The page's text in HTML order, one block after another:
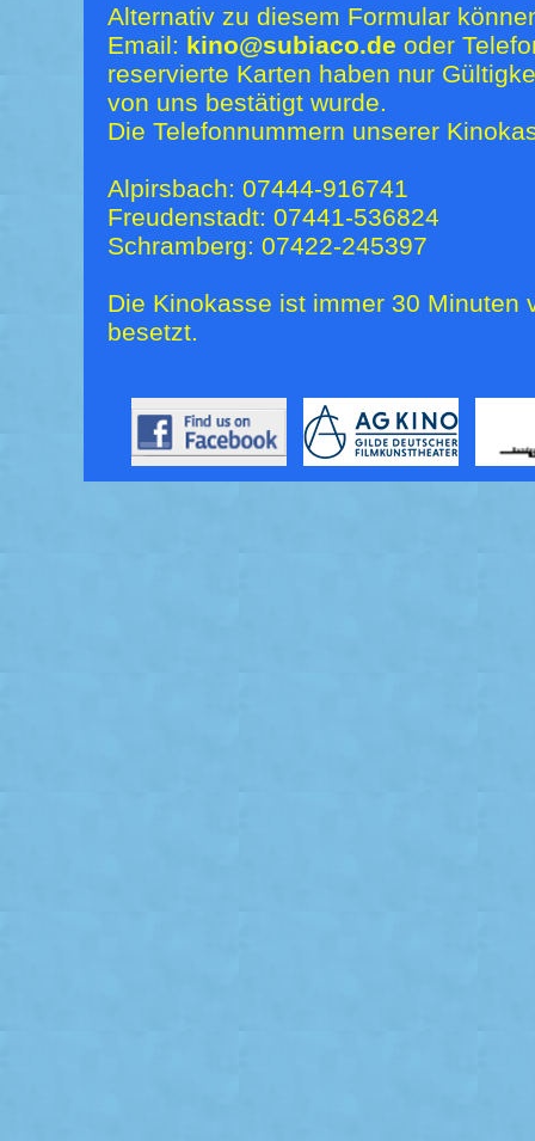
Alternativ zu diesem Formular
Email: kino@subiaco.de oder
reservierte Karten haben nur
von uns bestätigt wurde.
Die Telefonnummern unserer
Alpirsbach: 07444-916741
Freudenstadt: 07441-536824
Schramberg: 07422-245397
Die Kinokasse ist immer 30 Minuten
besetzt.